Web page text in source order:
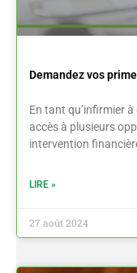
Demandez vos
En tant qu’infirmier
accès à plusieurs
intervention
LIRE »
27 août 2024